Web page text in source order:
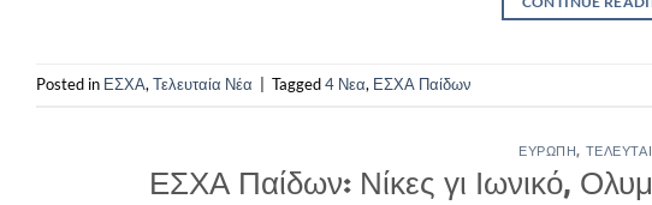
Posted in ΕΣΧΑ, Τελευταία Νέα Tagged4 Νεα, ΕΣΧΑ Παίδων
ΕΥΡΏΠΗ,
ΕΣΧΑ Παίδων: Νίκες γι Ιωνικό,